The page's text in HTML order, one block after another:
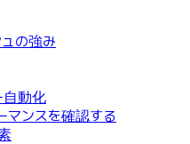
の強み
自動化
マンスを確認する